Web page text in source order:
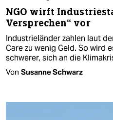
NGO wirft
Versprechen“ vor
Industrieländer zahlen laut
Care zu wenig Geld. So wird
schwerer, sich an die
Von Susanne Schwarz